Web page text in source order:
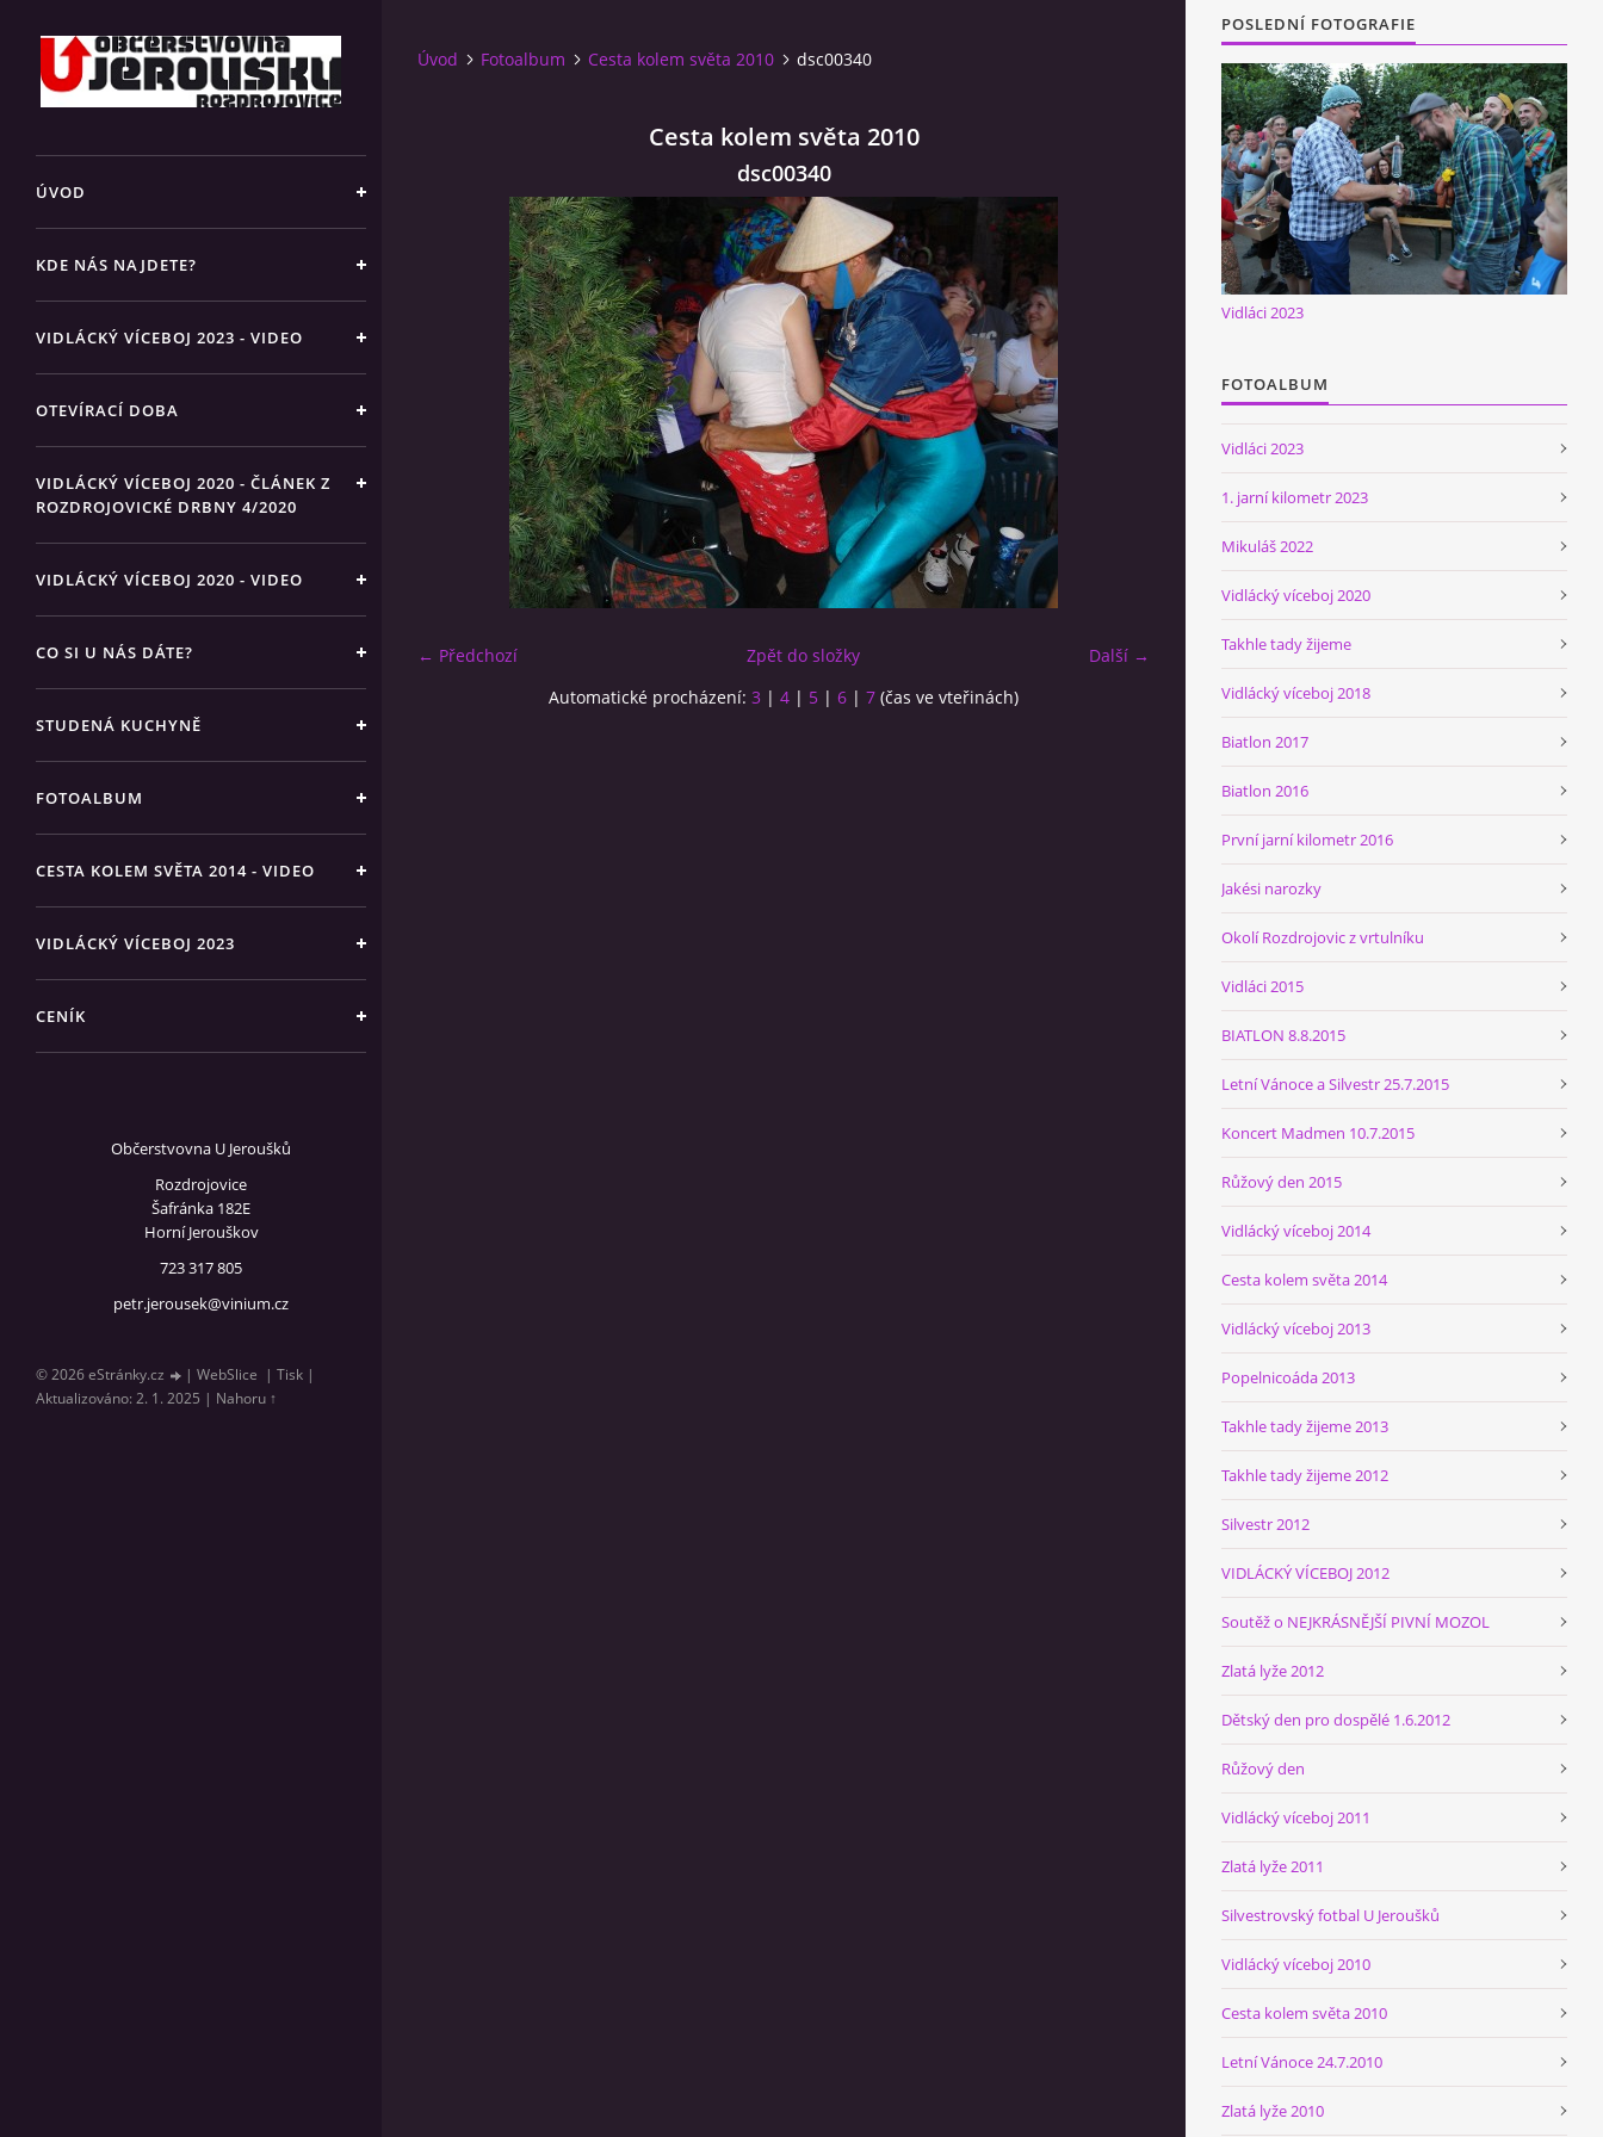
ÚVOD
KDE NÁS NAJDETE?
VIDLÁCKÝ VÍCEBOJ 2023 - VIDEO
OTEVÍRACÍ DOBA
VIDLÁCKÝ VÍCEBOJ 2020 - ČLÁNEK Z
ROZDROJOVICKÉ DRBNY 4/2020
VIDLÁCKÝ VÍCEBOJ 2020 - VIDEO
CO SI U NÁS DÁTE?
STUDENÁ KUCHYNĚ
FOTOALBUM
CESTA KOLEM SVĚTA 2014 - VIDEO
VIDLÁCKÝ VÍCEBOJ 2023
CENÍK
Občerstvovna U Jeroušků
Rozdrojovice
Šafránka 182E
Horní Jerouškov
723 317 805
petr.jerousek@vinium.cz
© 2026 eStránky.cz | WebSlice | Tisk |
Aktualizováno: 2. 1. 2025 | Nahoru ↑
Úvod Fotoalbum Cesta kolem světa 2010 dsc00340
Cesta kolem světa 2010
dsc00340
← Předchozí Další →
Zpět do složky
Automatické procházení: 3 | 4 | 5 | 6 | 7 (čas ve vteřinách)
POSLEDNÍ FOTOGRAFIE
Vidláci 2023
FOTOALBUM
Vidláci 2023
1. jarní kilometr 2023
Mikuláš 2022
Vidlácký víceboj 2020
Takhle tady žijeme
Vidlácký víceboj 2018
Biatlon 2017
Biatlon 2016
První jarní kilometr 2016
Jakési narozky
Okolí Rozdrojovic z vrtulníku
Vidláci 2015
BIATLON 8.8.2015
Letní Vánoce a Silvestr 25.7.2015
Koncert Madmen 10.7.2015
Růžový den 2015
Vidlácký víceboj 2014
Cesta kolem světa 2014
Vidlácký víceboj 2013
Popelnicoáda 2013
Takhle tady žijeme 2013
Takhle tady žijeme 2012
Silvestr 2012
VIDLÁCKÝ VÍCEBOJ 2012
Soutěž o NEJKRÁSNĚJŠÍ PIVNÍ MOZOL
Zlatá lyže 2012
Dětský den pro dospělé 1.6.2012
Růžový den
Vidlácký víceboj 2011
Zlatá lyže 2011
Silvestrovský fotbal U Jeroušků
Vidlácký víceboj 2010
Cesta kolem světa 2010
Letní Vánoce 24.7.2010
Zlatá lyže 2010